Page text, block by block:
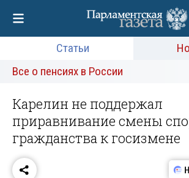
Статьи
Все о пенсиях в России
Карелин не поддержал
приравнивание смены
гражданства к госизмене